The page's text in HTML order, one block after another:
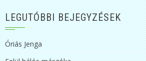
LEGUTÓBBI BEJEGYZÉSEK
Óriás Jenga